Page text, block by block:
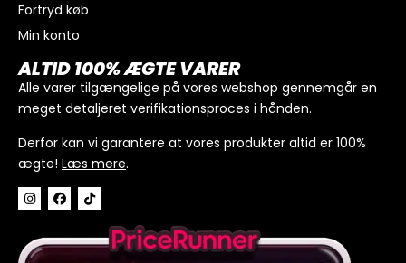
I alt
Køb for300kr. mere for gratis fragt
Fortryd køb
Min konto
ALTID 100% ÆGTE VARER
Alle varer tilgængelige på vores webshop gennemgår en
meget detaljeret verifikationsproces i hånden.
Derfor kan vi garantere at vores produkter altid er 100%
ægte! Læs mere.